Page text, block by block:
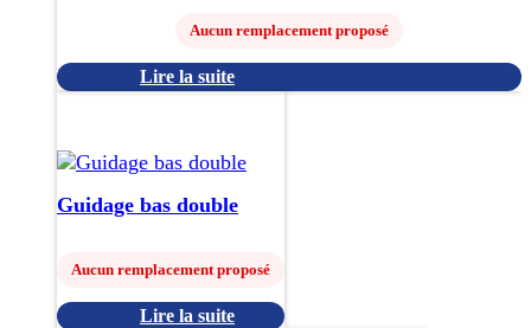
Aucun remplacement proposé
Lire la suite
Guidage bas double
Aucun remplacement proposé
Lire la suite